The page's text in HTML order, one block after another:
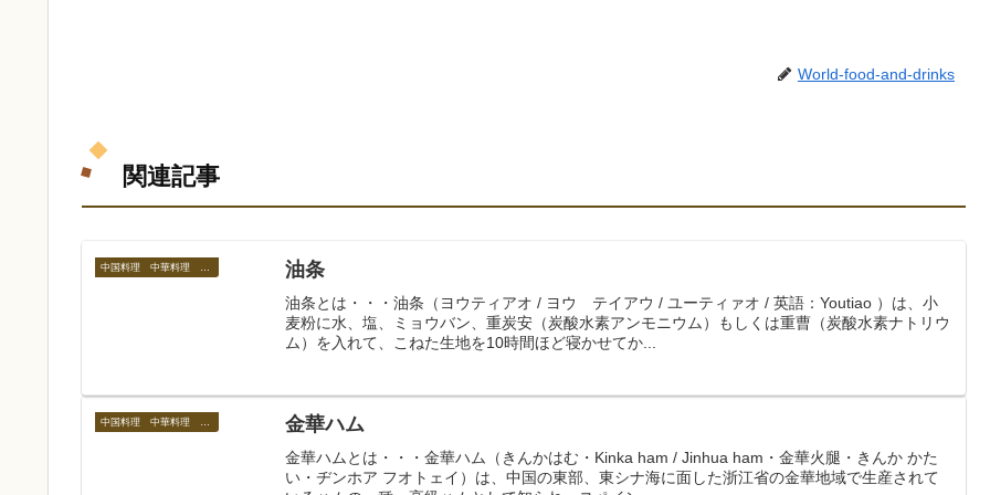
World-food-and-drinks
関連記事
油条
油条とは・・・油条（ヨウティアオ / ヨウ テイアウ / ユーティァオ / 英語：Youtiao ）は、小
麦粉に水、塩、ミョウバン、重炭安（炭酸水素アンモニウム）もしくは重曹（炭酸水素ナトリウ
ム）を入れて、こねた生地を10時間ほど寝かせてか...
中国料理 中華料理 中国の食べ物 金華ハム
金華ハムとは・・・金華ハム（きんかはむ・Kinka ham / Jinhua ham・金華火腿・きんか かた
い・ヂンホア フオトェイ）は、中国の東部、東シナ海に面した浙江省の金華地域で生産されて